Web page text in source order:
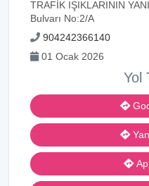
TRAFİK IŞIKLARININ
Bulvarı No:2/A
904242366140
01 Ocak 2026
Yol